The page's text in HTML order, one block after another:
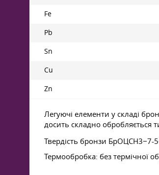
Fe
Pb
Sn
Cu
Zn
Легуючі елементи у складі
досить складно обробляється
Твердість бронзи БрОЦСН3−7-
Термообробка: без термічної